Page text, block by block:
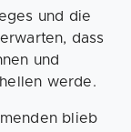
und die
dass
und
werde.
blieb